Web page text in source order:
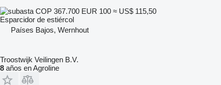
COP 367.700 EUR 100 ≈ US$ 115,50
Esparcidor de estiércol
Países Bajos, Wernhout
Troostwijk Veilingen B.V.
8 años en Agroline